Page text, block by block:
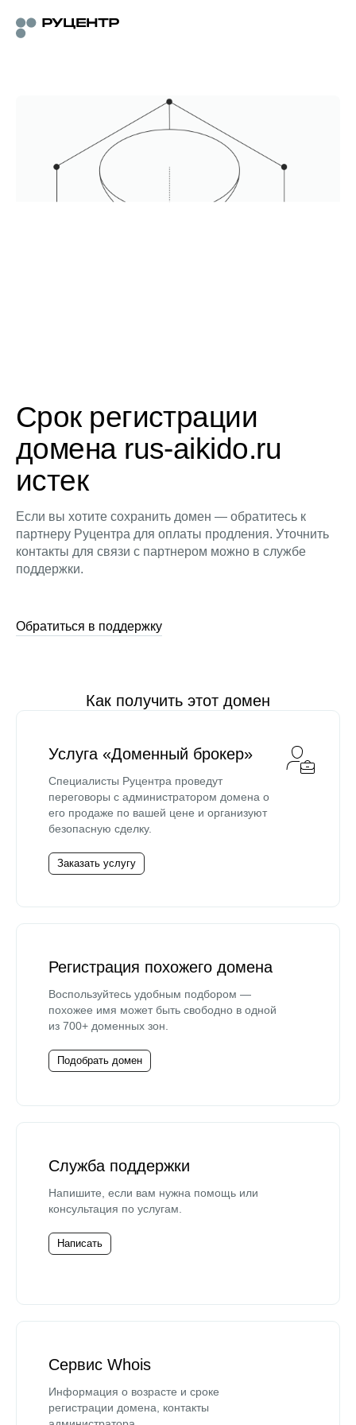
Срок регистрации
домена rus-aikido.ru
истек
Если вы хотите сохранить домен — обратитесь к
партнеру Руцентра для оплаты продления. Уточнить
контакты для связи с партнером можно в службе
поддержки.
Обратиться в поддержку
Как получить этот домен
Услуга «Доменный брокер»
Специалисты Руцентра проведут
переговоры с администратором домена о
его продаже по вашей цене и организуют
безопасную сделку.
Заказать услугу
Регистрация похожего домена
Воспользуйтесь удобным подбором —
похожее имя может быть свободно в одной
из 700+ доменных зон.
Подобрать домен
Служба поддержки
Напишите, если вам нужна помощь или
консультация по услугам.
Написать
Сервис Whois
Информация о возрасте и сроке
регистрации домена, контакты